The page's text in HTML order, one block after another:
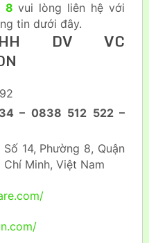
8 vui lòng liên hệ với
tin dưới đây.
DV VC
– 0838 512 522 –
14, Phường 8, Quận
Minh, Việt Nam